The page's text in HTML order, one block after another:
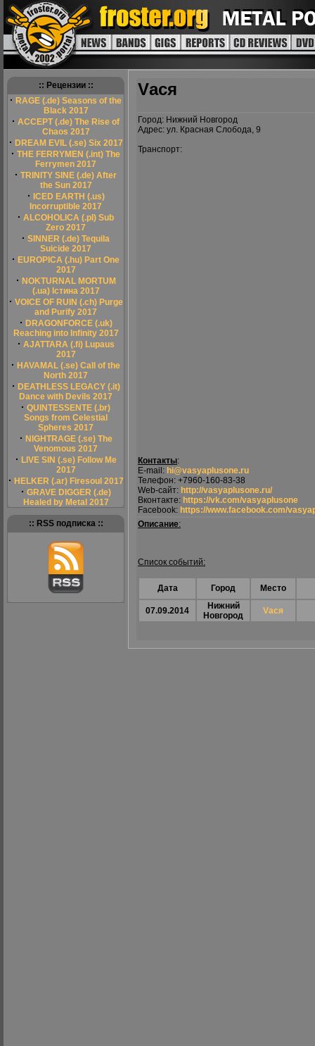
:: Рецензии ::
· RAGE (.de) Seasons of the
Black 2017
· ACCEPT (.de) The Rise of
Chaos 2017
· DREAM EVIL (.se) Six 2017
· THE FERRYMEN (.int) The
Ferrymen 2017
· TRINITY SINE (.de) After
the Sun 2017
· ICED EARTH (.us)
Incorruptible 2017
· ALCOHOLICA (.pl) Sub
Zero 2017
· SINNER (.de) Tequila
Suicide 2017
· EUROPICA (.hu) Part One
2017
· NOKTURNAL MORTUM
(.ua) Істина 2017
· VOICE OF RUIN (.ch) Purge
and Purify 2017
· DRAGONFORCE (.uk)
Reaching into Infinity 2017
· AJATTARA (.fi) Lupaus
2017
· HAVAMAL (.se) Call of the
North 2017
· DEATHLESS LEGACY (.it)
Dance with Devils 2017
· QUINTESSENTE (.br)
Songs from Celestial
Spheres 2017
· NIGHTRAGE (.se) The
Venomous 2017
· LIVE SIN (.se) Follow Me
2017
· HELKER (.ar) Firesoul 2017
· GRAVE DIGGER (.de)
Healed by Metal 2017
:: RSS подписка ::
Vася
Город: Нижний Новгород
Адрес: ул. Красная Слобода, 9
Транспорт:
Контакты:
E-mail: hi@vasyaplusone.ru
Телефон: +7960-160-83-38
Web-сайт: http://vasyaplusone.ru/
Вконтакте: https://vk.com/vasyaplusone
Facebook: https://www.facebook.com/
Описание:
Список событий:
Дата Город Место
07.09.2014
Нижний
Новгород
Vася